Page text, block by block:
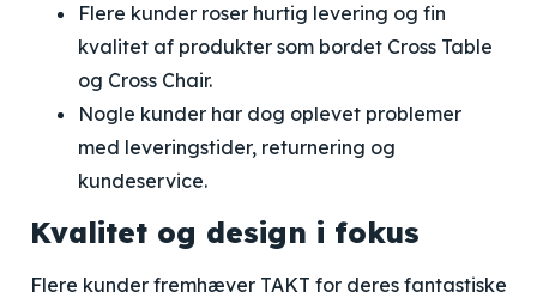
Flere kunder roser hurtig levering og fin
kvalitet af produkter som bordet Cross Table
og Cross Chair.
Nogle kunder har dog oplevet problemer
med leveringstider, returnering og
kundeservice.
Kvalitet og design i fokus
Flere kunder fremhæver TAKT for deres fantastiske